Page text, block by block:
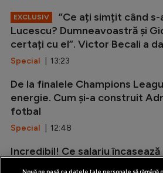
EXCLUSIV
”Ce ați simțit când
Lucescu? Dumneavoastră și
certați cu el”. Victor Becali a
Special | 13:23
De la finalele Champions
energie. Cum și-a construit
fotbal
Special | 12:48
Incredibil! Ce salariu încasează
Nouă ne pasă ca datele tale personale să rămână